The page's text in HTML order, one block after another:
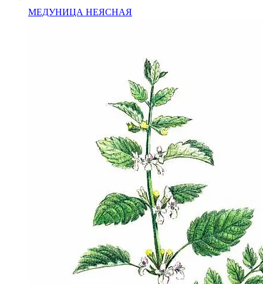
МЕДУНИЦА НЕЯСНАЯ